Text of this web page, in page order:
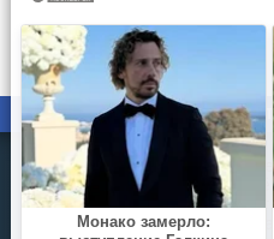
ПРАВООБЛАДАТЕЛЯМ
Все материалы на сайте
Администратор сайта не
действия пользователей
Вы можете направить вашу